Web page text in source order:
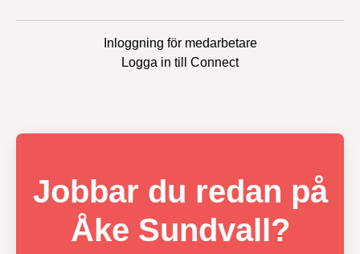
Inloggning för medarbetare
Logga in till Connect
Jobbar du redan på
Åke Sundvall?